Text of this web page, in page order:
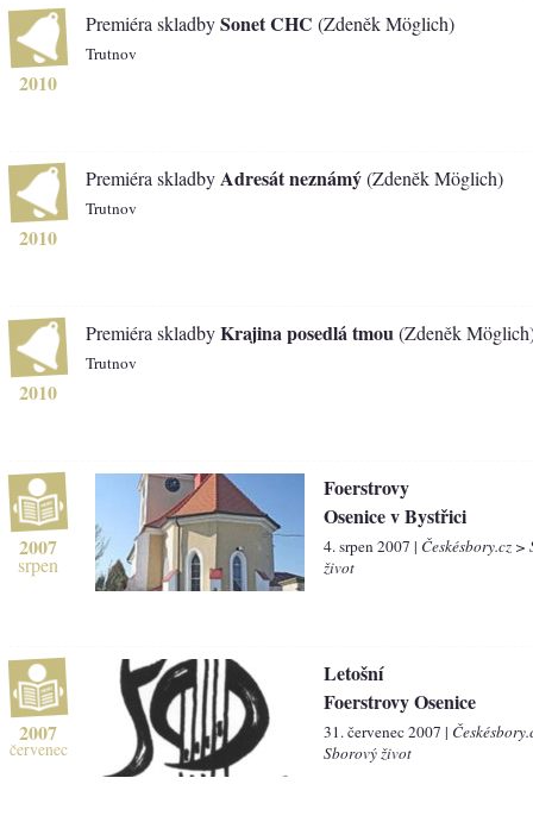
2010
Premiéra skladbySonet CHC (Zdeněk Möglich)
Trutnov
2010
Premiéra skladby Adresát neznámý(Zdeněk Möglich)
Trutnov
2010
Premiéra skladbyKrajina posedlá tmou (Zdeněk
Trutnov
2007
srpen
Foerstrovy
Osenice v Bystřici
4. srpen 2007 | Českésbory.cz >
život
2007
červenec
Letošní
Foerstrovy Osenice
31. červenec 2007 |
Sborový život